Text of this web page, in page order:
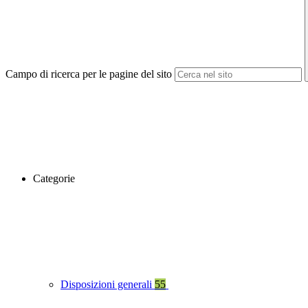
Campo di ricerca per le pagine del sito
Categorie
Disposizioni generali 55